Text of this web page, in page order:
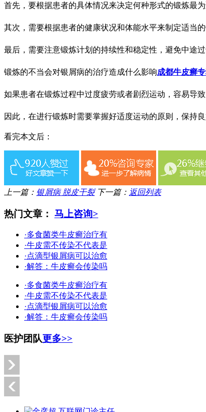
首先，要根据患者的具体情况来决定何种形式的锻炼最
其次，需要根据患者的健康状况和体能水平来制定适当
最后，需要注意锻炼计划的持续性和稳定性，避免中途
锻炼的不当会对银屑病的治疗造成什么影响成都牛皮癣
如果患者在锻炼过程中过度疲劳或者剧烈运动，容易导
因此，在进行锻炼时需要掌握好适度运动的原则，保持
看完本文后：
上一篇： 银屑病 脱皮干裂 下一篇： 返回列表
热门文章： 马上咨询>
·多食菌类牛皮癣治疗有
·牛皮需不传染不代表是
·点滴型银屑病可以治愈
·解答：牛皮癣会传染吗
·多食菌类牛皮癣治疗有
·牛皮需不传染不代表是
·点滴型银屑病可以治愈
·解答：牛皮癣会传染吗
医护团队更多>>